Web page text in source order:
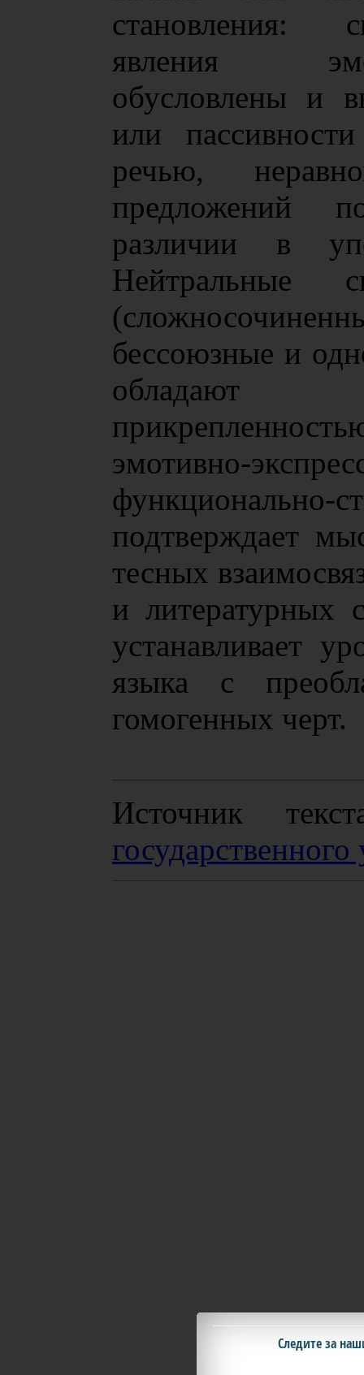
Следите за
становления:
явления
обусловлены и
или
речью,
предложений
различии в
Нейтральные
бессоюзные и
обладают
эмотивно-
функционально-
подтверждает
тесных
и литературных
устанавливает
языка с
гомогенных черт.
Источник
государственного